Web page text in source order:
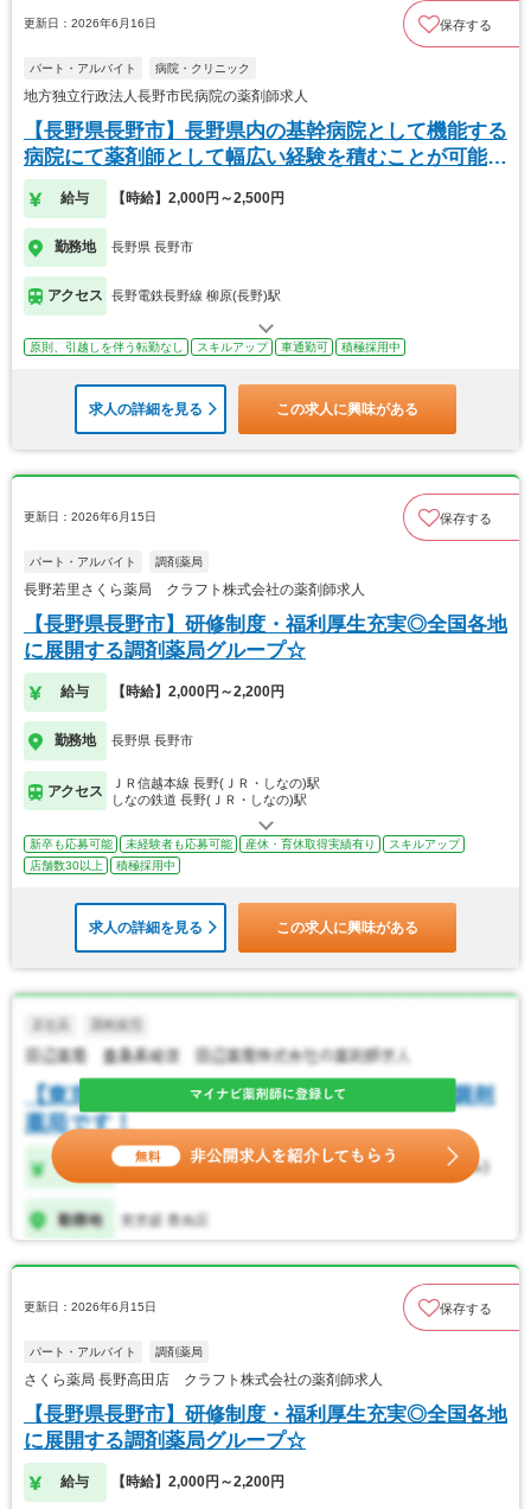
更新日：2026年6月16日 保存する
パート・アルバイト 病院・クリニック
地方独立行政法人長野市民病院の薬剤師求人
【長野県長野市】長野県内の基幹病院として機能する
病院にて薬剤師として幅広い経験を積むことが可能で
す。
給与 【時給】2,000円～2,500円
勤務地 長野県 長野市
アクセス 長野電鉄長野線 柳原(長野)駅
原則、引越しを伴う転勤なし スキルアップ 車通勤可 積極採用中
求人の詳細を見る この求人に興味がある
更新日：2026年6月15日 保存する
パート・アルバイト 調剤薬局
長野若里さくら薬局 クラフト株式会社の薬剤師求人
【長野県長野市】研修制度・福利厚生充実◎全国各地
に展開する調剤薬局グループ☆
給与 【時給】2,000円～2,200円
勤務地 長野県 長野市
アクセス
ＪＲ信越本線 長野(ＪＲ・しなの)駅
しなの鉄道 長野(ＪＲ・しなの)駅
新卒も応募可能 未経験者も応募可能 産休・育休取得実績有り
スキルアップ
店舗数30以上
積極採用中
求人の詳細を見る この求人に興味がある
更新日：2026年6月15日 保存する
パート・アルバイト 調剤薬局
さくら薬局 長野高田店 クラフト株式会社の薬剤師求人
【長野県長野市】研修制度・福利厚生充実◎全国各地
に展開する調剤薬局グループ☆
給与 【時給】2,000円～2,200円